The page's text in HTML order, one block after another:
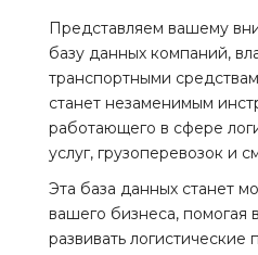
Представляем вашему
базу данных компаний,
транспортными
станет незаменимым
работающего в сфере
услуг, грузоперевозок и
Эта база данных станет
вашего бизнеса, помогая
развивать логистические